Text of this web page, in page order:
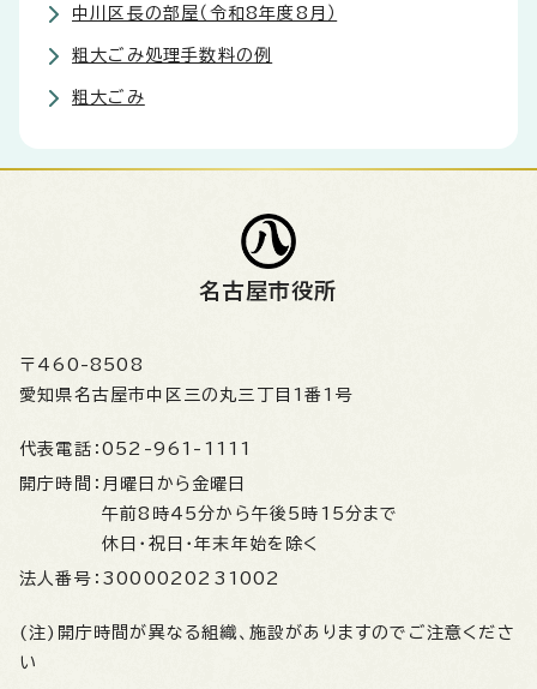
中川区長の部屋（令和8年度8月）
粗大ごみ処理手数料の例
粗大ごみ
名古屋市役所
〒460-8508
愛知県名古屋市中区三の丸三丁目1番1号
代表電話： 052-961-1111
開庁時間： 月曜日から金曜日
午前8時45分から午後5時15分まで
休日・祝日・年末年始を除く
法人番号： 3000020231002
(注)開庁時間が異なる組織、施設がありますのでご注意くださ
い